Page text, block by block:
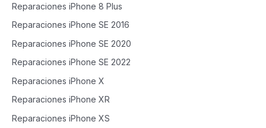
Reparaciones iPhone 8 Plus
Reparaciones iPhone SE 2016
Reparaciones iPhone SE 2020
Reparaciones iPhone SE 2022
Reparaciones iPhone X
Reparaciones iPhone XR
Reparaciones iPhone XS